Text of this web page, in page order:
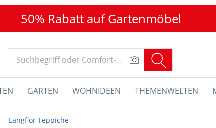
50% Rabatt auf Gartenmöbel
GARTEN WOHNIDEEN THEMENWELTEN
Langflor Teppiche